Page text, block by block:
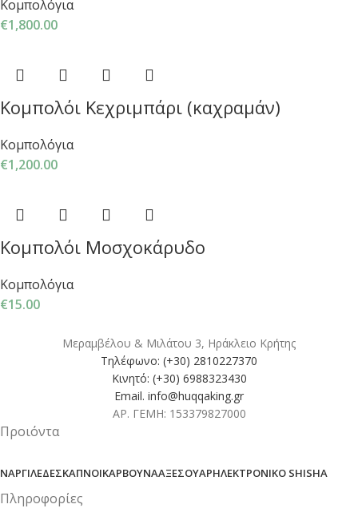
Κομπολόγια
€1,800.00
Κομπολόι Κεχριμπάρι (καχραμάν)
Κομπολόγια
€1,200.00
Κομπολόι Μοσχοκάρυδο
Κομπολόγια
€15.00
Μεραμβέλου & Μιλάτου 3, Ηράκλειο Κρήτης
Τηλέφωνο: (+30) 2810227370
Κινητό: (+30) 6988323430
Email. info@huqqaking.gr
ΑΡ. ΓΕΜΗ: 153379827000
Προιόντα
ΝΑΡΓΙΛΈΔΕΣΚΑΠΝΟΊΚΆΡΒΟΥΝΑΑΞΕΣΟΥΆΡΗΛΕΚΤΡΟΝΙΚΌ SHISHA
Πληροφορίες